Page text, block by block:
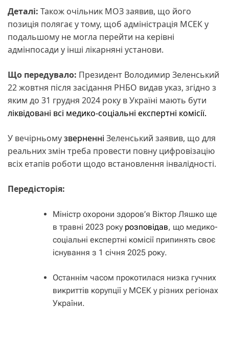
Деталі: Також очільник МОЗ заявив, що його
позиція полягає у тому, щоб адміністрація МСЕК у
подальшому не могла перейти на керівні
адмінпосади у інші лікарняні установи.
Що передувало: Президент Володимир Зеленський
22 жовтня після засідання РНБО видав указ, згідно з
яким до 31 грудня 2024 року в Україні мають бути
ліквідовані всі медико-соціальні експертні комісії.
У вечірньомузверненні Зеленський заявив, що для
реальних змін треба провести повну цифровізацію
всіх етапів роботи щодо встановлення інвалідності.
Передісторія:
Міністр охорони здоров’я Віктор Ляшко ще
в травні 2023 року розповідав, що медико-
соціальні експертні комісії припинять своє
існування з 1 січня 2025 року.
Останнім часом прокотилася низка гучних
викриттів корупції у МСЕК у різних регіонах
України.